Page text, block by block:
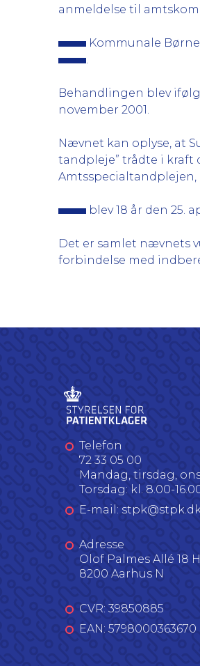
anmeldelse til
Kommunale
.
Behandlingen blev
november 2001.
Nævnet kan oplyse, at
tandpleje” trådte i kraft
Amtsspecialtandplejen,
blev 18 år den 25.
Det er samlet nævnets
forbindelse med
Telefon
72 33 05 00
Mandag, tirsdag,
Torsdag: kl. 8.00-
E-mail:
Adresse
Olof Palmes Allé 18 H
8200 Aarhus N
CVR: 39850885
EAN: 5798000363670